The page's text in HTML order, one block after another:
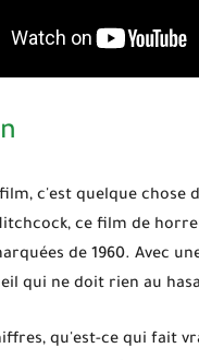
c'est quelque chose
, ce film de
de 1960. Avec
qui ne doit rien au
qu'est-ce qui fait